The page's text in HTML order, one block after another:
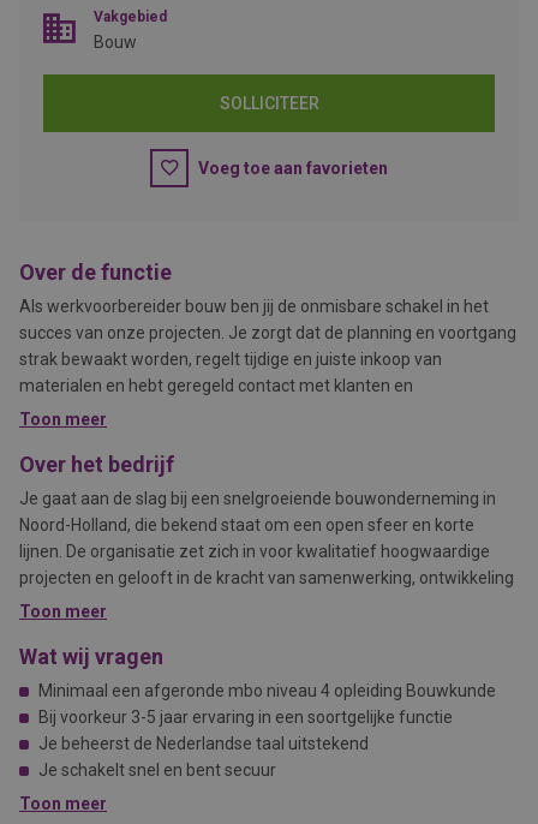
Vakgebied
Bouw
SOLLICITEER
Voeg toe aan favorieten
Over de functie
Als werkvoorbereider bouw ben jij de onmisbare schakel in het
succes van onze projecten. Je zorgt dat de planning en voortgang
strak bewaakt worden, regelt tijdige en juiste inkoop van
materialen en hebt geregeld contact met klanten en
onderaannemers. Je taken zijn afwisselend en je krijgt veel
Toon meer
Over het bedrijf
Je gaat aan de slag bij een snelgroeiende bouwonderneming in
Noord-Holland, die bekend staat om een open sfeer en korte
lijnen. De organisatie zet zich in voor kwalitatief hoogwaardige
projecten en gelooft in de kracht van samenwerking, ontwikkeling
en het bieden van kansen aan medewerkers. Hier krijg je ruimte
of senior werkvoorbereider. Je werkt in een betrokken team waar
hard werken en gezelligheid hand in hand gaan, met bijvoorbeeld
een vaste vrijdagmiddagborrel.
Toon meer
Wat wij vragen
Minimaal een afgeronde mbo niveau 4 opleiding Bouwkunde
Bij voorkeur 3-5 jaar ervaring in een soortgelijke functie
Je beheerst de Nederlandse taal uitstekend
Je schakelt snel en bent secuur
Je bent technisch ingesteld
Toon meer